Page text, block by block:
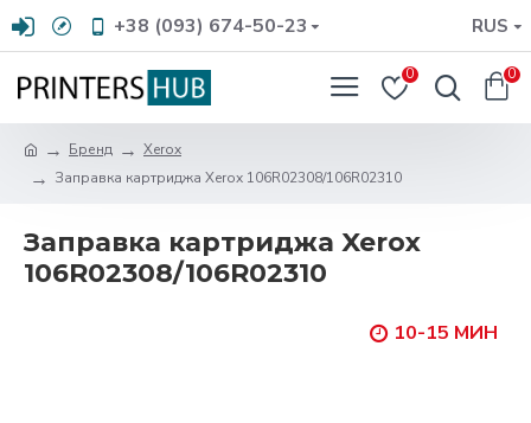
+38 (093) 674-50-23 RUS
0 0
Бренд
Xerox
Заправка картриджа Xerox 106R02308/106R02310
Заправка картриджа Xerox
106R02308/106R02310
10-15 МИН